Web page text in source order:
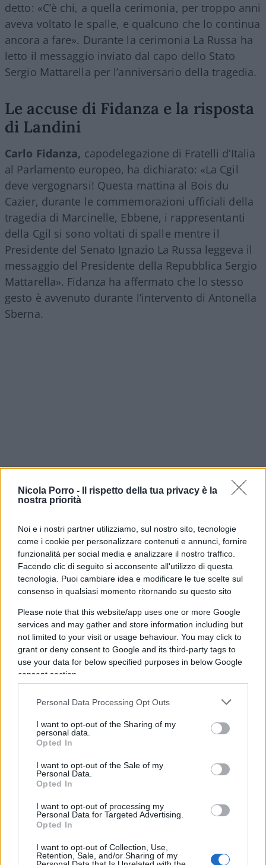
Nicola Porro -
Il rispetto della tua privacy è la
nostra priorità
Noi e i nostri partner utilizziamo, sul nostro sito, tecnologie
come i cookie per personalizzare contenuti e annunci, fornire
funzionalità per social media e analizzare il nostro traffico.
Facendo clic di seguito si acconsente all'utilizzo di questa
tecnologia. Puoi cambiare idea e modificare le tue scelte sul
consenso in qualsiasi momento ritornando su questo sito
Please note that this website/app uses one or more Google
services and may gather and store information including but
not limited to your visit or usage behaviour. You may click to
grant or deny consent to Google and its third-party tags to
use your data for below specified purposes in below Google
consent section.
Personal Data Processing Opt Outs
I want to opt-out of the Sharing of my
personal data.
Opted In
I want to opt-out of the Sale of my
Personal Data.
Opted In
I want to opt-out of processing my
Personal Data for Targeted Advertising.
Opted In
I want to opt-out of Collection, Use,
Retention, Sale, and/or Sharing of my
detto: «C’è chi, a quella cerimonia, per troppo anni
aveva voltato le spalle, e qualcuno che lo continua
ancora a fare». Durante la cerimonia La Russa ha
letto il messaggio inviato dal capo dello Stato
Sergio Mattarella per l’anniversario della tragedia.
Le accuse di Fidanza e la risposta
di Landini
Carlo Fidanza, capodelegazione di Fratelli d’Italia
al Parlamento europeo, ha dichiarato: «La Cgil
deve vergognarsi! Questa mattina al Bois du
Cazier, durante le commemorazioni ufficiali della
tragedia di Marcinelle, Ebbene, i rappresentanti
della Cgil si sono voltati di spalle mentre il
Presidente del Senato Ignazio La Russa leggeva il
messaggio del Presidente della Repubblica Sergio
Mattarella». Fidanza ha affermato che lo stesso
gesto è avvenuto durante l’intervento di Antonella
Sberna.
segretario generale della Cgil ha detto: «Se un
certo signor Fidanza, per far sapere che esiste,
deve parlare male della Cgil, credo che qui a
Marcinelle abbia preso un colpo di sole. Perché la
Cgil, se non lo sa glielo dico, non si gira mai
dall’altra parte in nessun momento, tanto meno
nel rispetto del nostro presidente della
Repubblica». Poi la confessione del Fgtb.
Cosa serve alla politica
Suor Anna Monia Alfieri
8 Agosto 2026, 13:40
1.3k